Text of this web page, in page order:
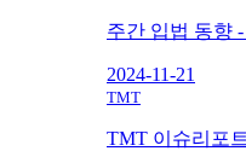
주간 입법 동향 -
2024-11-21
TMT
TMT 이슈리포